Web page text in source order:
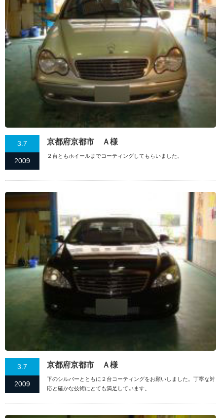
3.7
2009
京都府京都市 Ａ様
２台ともホイールまでコーティングしてもらいました。
3.7
2009
京都府京都市 Ａ様
下のシルバーとともに２台コーティングをお願いしました。丁寧な対
応と確かな技術にとても満足しています。